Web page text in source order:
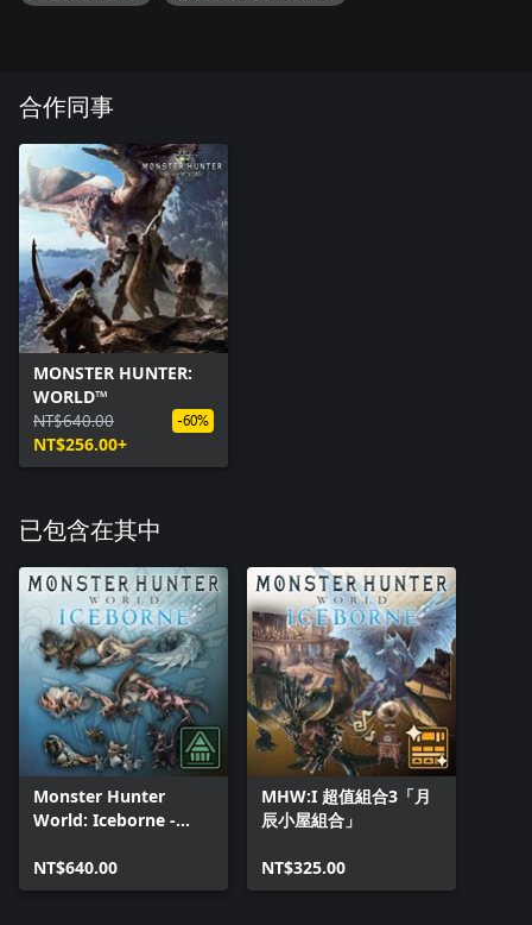
合作同事
MONSTER HUNTER:
WORLD™
NT$640.00
NT$256.00+
-60%
已包含在其中
Monster Hunter
World: Iceborne -
Bundle 1
NT$640.00
MHW:I 超值組合3「月
辰小屋組合」
NT$325.00